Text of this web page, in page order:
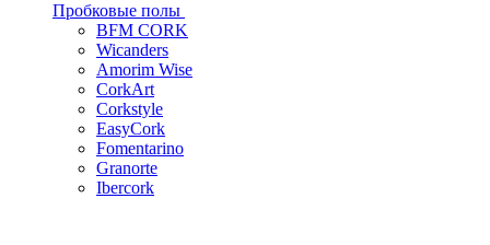
Пробковые полы
BFM CORK
Wicanders
Amorim Wise
CorkArt
Corkstyle
EasyCork
Fomentarino
Granorte
Ibercork